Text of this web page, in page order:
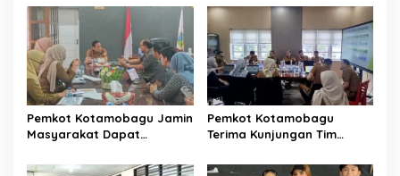
Kotamobagu
Kotamobagu
Pemkot Kotamobagu Jamin
Masyarakat Dapat
Pemkot Kotamobagu
Terima Kunjungan Tim